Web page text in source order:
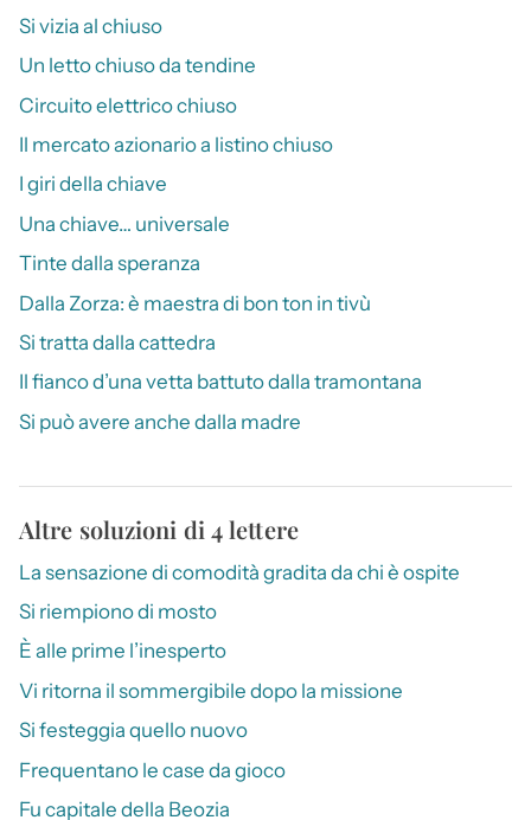
Si vizia al chiuso
Un letto chiuso da tendine
Circuito elettrico chiuso
Il mercato azionario a listino chiuso
I giri della chiave
Una chiave… universale
Tinte dalla speranza
Dalla Zorza: è maestra di bon ton in tivù
Si tratta dalla cattedra
Il fianco d’una vetta battuto dalla tramontana
Si può avere anche dalla madre
Altre soluzioni di 4 lettere
La sensazione di comodità gradita da chi è ospite
Si riempiono di mosto
È alle prime l’inesperto
Vi ritorna il sommergibile dopo la missione
Si festeggia quello nuovo
Frequentano le case da gioco
Fu capitale della Beozia